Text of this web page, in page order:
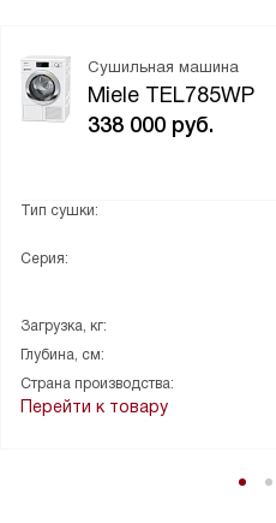
Сушильная машина
Miele TEL785WP
338 000 руб.
Тип сушки:
Серия:
Загрузка, кг:
Глубина, см:
Страна производства:
Перейти к товару